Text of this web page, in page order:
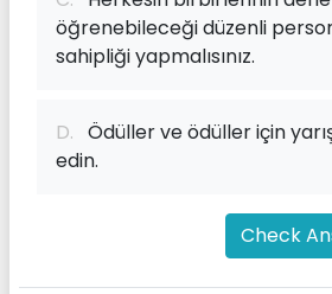
öğrenebileceği düzenli
sahipliği yapmalısınız.
D. Ödüller ve ödüller için
edin.
Check